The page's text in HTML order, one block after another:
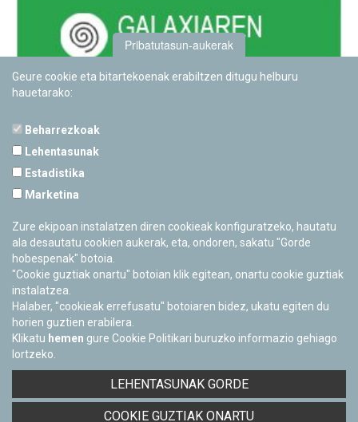
Cerrado Temporalmente
Facebook
Twitter
Youtube
Flickr
Pribatutasun-politika eta Lege-oharra
Pribatutasun-aukerak
Geure cookie eta bitartekoenak erabiltzen ditugu helburu
hauetarako:
Beharrezkoak
Lehentasunak
Estadistika
Marketina
Zure ekipoan instalatzen diren cookieak konfiguratzeko, hautatu
ala desautatu cookien aukerak, eta, ondoren, sakatu "Gorde
hobespenak" botoia.
"Cookie guztiak onartu" botoian klik egitean, onartu cookie guztiak
instalatzea.
Halaber, "cookieak errefusatu" botoiaren bidez, ukatu egiten du
horien guztien erabilera.
Klikatu hemen gure Cookie Politikari buruzko informazio gehiago
lortzeko.
LEHENTASUNAK GORDE
COOKIE GUZTIAK ONARTU